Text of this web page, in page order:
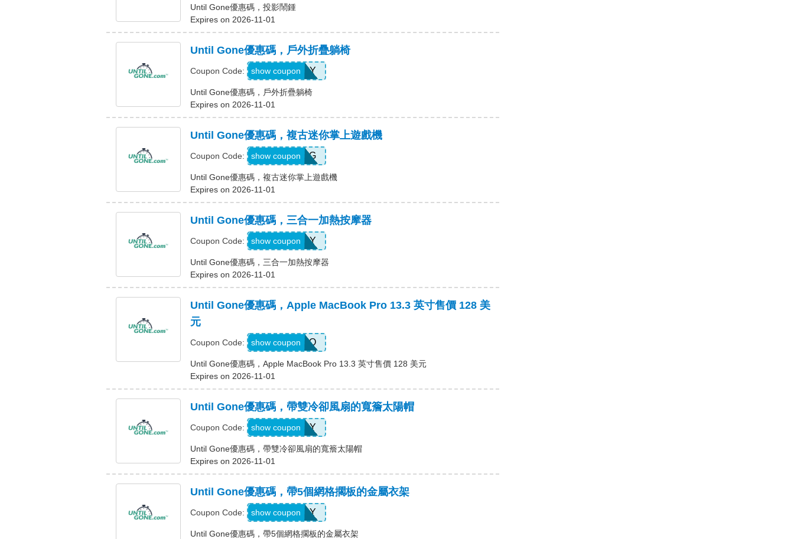
Until Gone優惠碼，投影鬧鍾
Expires on 2026-11-01
Until Gone優惠碼，戶外折疊躺椅
Coupon Code: 429JLY
show coupon
Until Gone優惠碼，戶外折疊躺椅
Expires on 2026-11-01
Until Gone優惠碼，複古迷你掌上遊戲機
Coupon Code: RMG
show coupon
Until Gone優惠碼，複古迷你掌上遊戲機
Expires on 2026-11-01
Until Gone優惠碼，三合一加熱按摩器
Coupon Code: 864JLY
show coupon
Until Gone優惠碼，三合一加熱按摩器
Expires on 2026-11-01
Until Gone優惠碼，Apple MacBook Pro 13.3 英寸售價 128 美
元
Coupon Code: MCPRO
show coupon
Until Gone優惠碼，Apple MacBook Pro 13.3 英寸售價 128 美元
Expires on 2026-11-01
Until Gone優惠碼，帶雙冷卻風扇的寬簷太陽帽
Coupon Code: 911JLY
show coupon
Until Gone優惠碼，帶雙冷卻風扇的寬簷太陽帽
Expires on 2026-11-01
Until Gone優惠碼，帶5個網格擱板的金屬衣架
Coupon Code: 167JLY
show coupon
Until Gone優惠碼，帶5個網格擱板的金屬衣架